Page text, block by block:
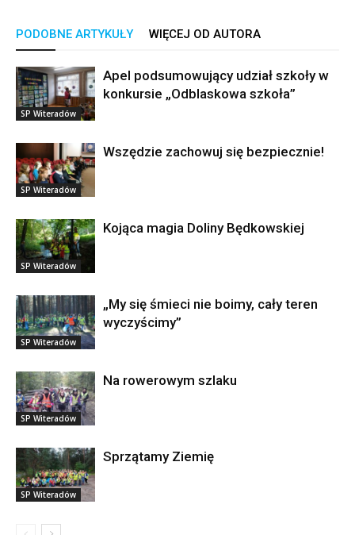
PODOBNE ARTYKUŁY WIĘCEJ OD AUTORA
SP Witeradów
Apel podsumowujący udział szkoły w
konkursie „Odblaskowa szkoła”
SP Witeradów
Wszędzie zachowuj się bezpiecznie!
SP Witeradów
Kojąca magia Doliny Będkowskiej
SP Witeradów
„My się śmieci nie boimy, cały teren
wyczyścimy”
SP Witeradów
Na rowerowym szlaku
SP Witeradów
Sprzątamy Ziemię